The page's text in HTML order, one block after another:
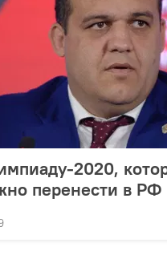
2020,
перенести в РФ